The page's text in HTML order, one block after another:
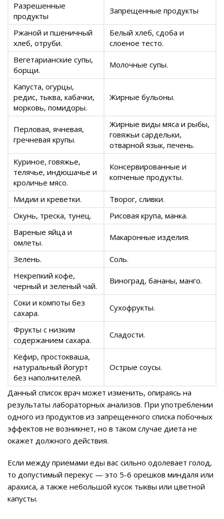
Разрешенные
продукты
Запрещенные продукты
Ржаной и пшеничный
хлеб, отруби.
Белый хлеб, сдоба и
слоеное тесто.
Вегетарианские супы,
борщи.
Молочные супы.
Капуста, огурцы,
редис, тыква, кабачки,
морковь, помидоры.
Жирные бульоны.
Перловая, ячневая,
гречневая крупы.
Жирные виды мяса и рыбы,
говяжьи сардельки,
отварной язык, печень.
Куриное, говяжье,
телячье, индюшачье и
кроличье мясо.
Консервированные и
копченые продукты.
Мидии и креветки.
Творог, сливки.
Окунь, треска, тунец.
Рисовая крупа, манка.
Вареные яйца и
омлеты.
Макаронные изделия.
Зелень.
Соль.
Некрепкий кофе,
черный и зеленый чай.
Виноград, бананы, манго.
Соки и компоты без
сахара.
Сухофрукты.
Фрукты с низким
содержанием сахара.
Сладости.
Кефир, простокваша,
натуральный йогурт
без наполнителей.
Острые соусы.
Данный список врач может изменить, опираясь на
результаты лабораторных анализов. При употреблении
одного из продуктов из запрещенного списка побочных
эффектов не возникнет, но в таком случае диета не
окажет должного действия.
Если между приемами еды вас сильно одолевает голод,
то допустимый перекус — это 5-6 орешков миндаля или
арахиса, а также небольшой кусок тыквы или цветной
капусты.